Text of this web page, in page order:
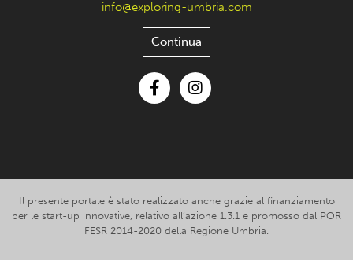
info@exploring-umbria.com
Continua
Il presente portale è stato realizzato anche grazie al finanziamento
per le start-up innovative, relativo all’azione 1.3.1 e promosso dal POR
FESR 2014-2020 della Regione Umbria.